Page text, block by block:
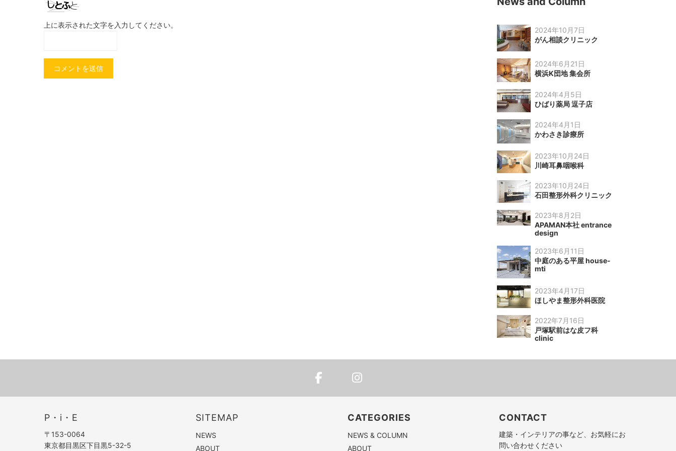
上に表示された文字を入力してください。
2024年10月7日
がん相談クリニック
2024年6月21日
横浜K団地 集会所
2024年4月5日
ひばり薬局 逗子店
2024年4月1日
かわさき診療所
2023年10月24日
川崎耳鼻咽喉科
2023年10月24日
石田整形外科クリニック
2023年8月2日
APAMAN本社 entrance
design
2023年6月11日
中庭のある平屋 house-
mti
2023年4月17日
ほしやま整形外科医院
2022年7月16日
戸塚駅前はな皮フ科
clinic
P・i・E
〒153-0064
東京都目黒区下目黒5-32-5
SITEMAP
NEWS
ABOUT
CATEGORIES
NEWS & COLUMN
ABOUT
CONTACT
建築・インテリアの事など、お気軽にお
問い合わせください